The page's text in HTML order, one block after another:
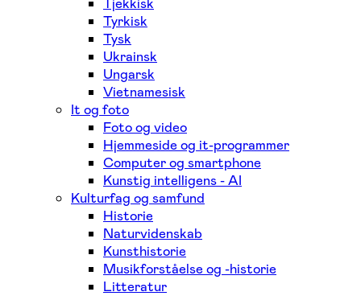
Tyrkisk
Tysk
Ukrainsk
Ungarsk
Vietnamesisk
It og foto
Foto og video
Hjemmeside og it-programmer
Computer og smartphone
Kunstig intelligens - AI
Kulturfag og samfund
Historie
Naturvidenskab
Kunsthistorie
Musikforståelse og -historie
Litteratur